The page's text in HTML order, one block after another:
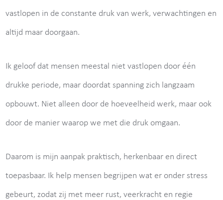
vastlopen in de constante druk van werk, verwachtingen en
altijd maar doorgaan.
Ik geloof dat mensen meestal niet vastlopen door één
drukke periode, maar doordat spanning zich langzaam
opbouwt. Niet alleen door de hoeveelheid werk, maar ook
door de manier waarop we met die druk omgaan.
Daarom is mijn aanpak praktisch, herkenbaar en direct
toepasbaar. Ik help mensen begrijpen wat er onder stress
gebeurt, zodat zij met meer rust, veerkracht en regie